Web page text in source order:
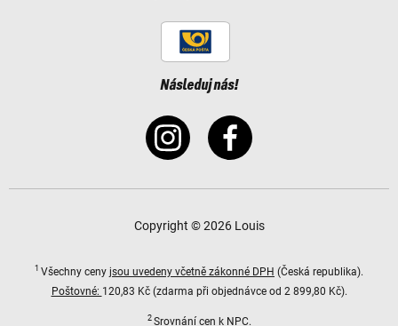
Následuj nás!
Copyright © 2026 Louis
1 Všechny ceny jsou uvedeny včetně zákonné DPH (Česká republika).
Poštovné: 120,83 Kč (zdarma při objednávce od 2 899,80 Kč).
2 Srovnání cen k NPC.